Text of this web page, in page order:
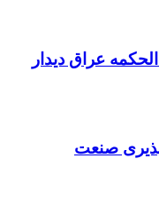
عراق دیدار
صنعت